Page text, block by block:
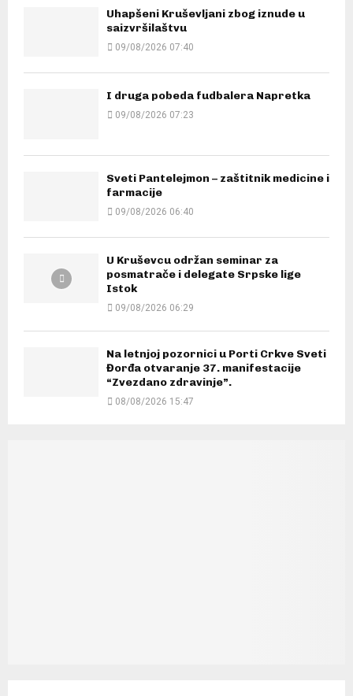
Uhapšeni Kruševljani zbog iznude u
saizvršilaštvu
09/08/2026 07:40
I druga pobeda fudbalera Napretka
09/08/2026 07:23
Sveti Pantelejmon – zaštitnik medicine i
farmacije
09/08/2026 06:40
U Kruševcu održan seminar za
posmatrače i delegate Srpske lige
Istok
09/08/2026 06:29
Na letnjoj pozornici u Porti Crkve Sveti
Đorđa otvaranje 37. manifestacije
“Zvezdano zdravinje”.
08/08/2026 15:47